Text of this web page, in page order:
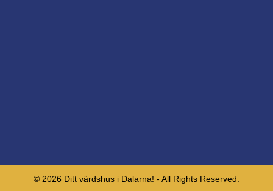
© 2026 Ditt värdshus i Dalarna! - All Rights Reserved.